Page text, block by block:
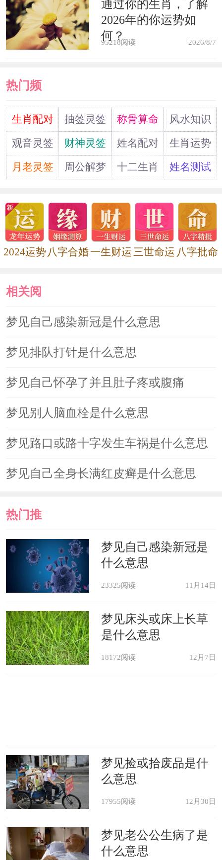
通过你的生肖，了解
2026年的你运势如
何？
95218阅读 2026/8/7
热门频
道生肖配对 抽签灵签 称骨算命
风水知识
观音灵签
财神灵签 姓名配对
生肖运势
月老灵签
周公解梦 十二生肖 姓名测试
2024运势 八字合婚一生财运三世命运 八字批命
相关阅
读
梦见自己感染新冠是什么意思
梦见排队打针是什么意思
梦见自己怀孕了并且肚子疼或腹痛
梦见别人脑血栓是什么意思
梦见路口或路十字发生车祸是什么意思
梦见自己全身长满红皮癣是什么意思
热门推
荐
梦见自己感染新冠是
什么意思
23325阅读 11月14日
梦见床头或床上长草
是什么意思
18172阅读 12月7日
梦见捡或拾废品是什
么意思
17955阅读 12月30日
梦见老公公生病了是
什么意思